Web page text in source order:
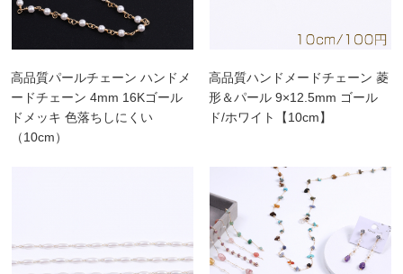
高品質パールチェーン ハンドメ
ードチェーン 4mm 16Kゴール
ドメッキ 色落ちしにくい
（10cm）
高品質ハンドメードチェーン 菱
形＆パール 9×12.5mm ゴール
ド/ホワイト【10cm】